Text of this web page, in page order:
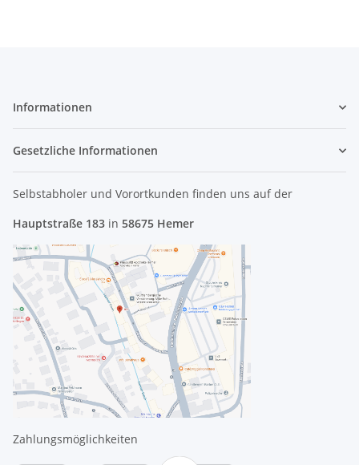
Informationen
Gesetzliche Informationen
Selbstabholer und Vorortkunden finden uns auf der
Hauptstraße 183 in 58675 Hemer
Zahlungsmöglichkeiten